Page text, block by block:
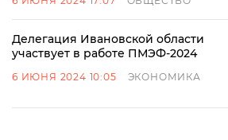
Делегация Ивановской области
участвует в работе ПМЭФ-2024
6 ИЮНЯ 2024 10:05 ЭКОНОМИКА